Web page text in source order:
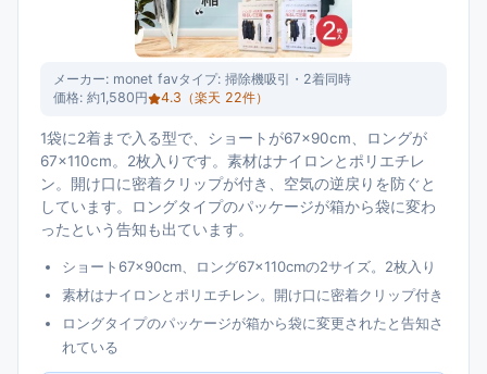
メーカー: monet favタイプ: 掃除機吸引・2着同時
価格: 約1,580円 4.3 （楽天 22件）
1袋に2着まで入る型で、ショートが67×90cm、ロングが
67×110cm。2枚入りです。素材はナイロンとポリエチレ
ン。開け口に密着クリップが付き、空気の逆戻りを防ぐと
しています。ロングタイプのパッケージが箱から袋に変わ
ったという告知も出ています。
ショート67×90cm、ロング67×110cmの2サイズ。2枚入り
素材はナイロンとポリエチレン。開け口に密着クリップ付き
ロングタイプのパッケージが箱から袋に変更されたと告知さ
れている